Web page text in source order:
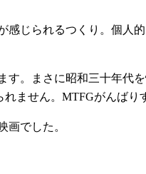
じられるつくり。個人
。まさに昭和三十年代
ません。MTFGがんばり
画でした。